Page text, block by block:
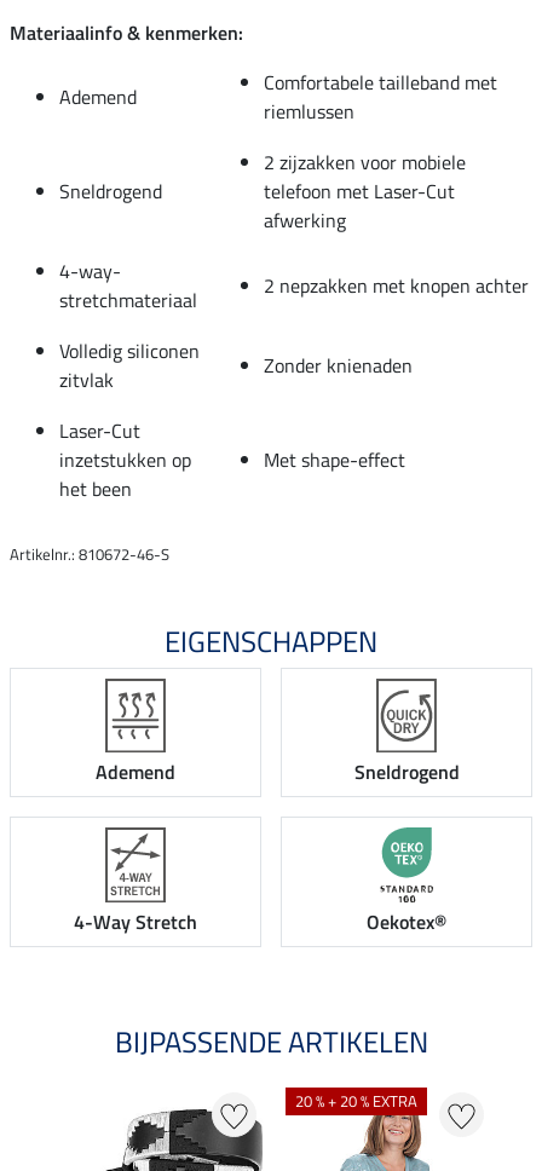
Materiaalinfo & kenmerken:
Ademend
Comfortabele tailleband met
riemlussen
Sneldrogend
2 zijzakken voor mobiele
telefoon met Laser-Cut
afwerking
4-way-
stretchmateriaal
2 nepzakken met knopen achter
Volledig siliconen
zitvlak
Zonder knienaden
Laser-Cut
inzetstukken op
het been
Met shape-effect
Artikelnr.: 810672-46-S
EIGENSCHAPPEN
Ademend Sneldrogend
4-Way Stretch Oekotex®
BIJPASSENDE ARTIKELEN
20 % + 20 % EXTRA